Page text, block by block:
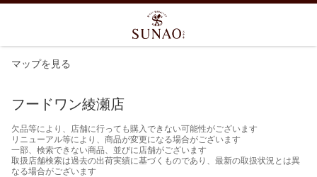
マップを見る
フードワン綾瀬店
欠品等により、店舗に行っても購入できない可能性がございます
リニューアル等により、商品が変更になる場合がございます
一部、検索できない商品、並びに店舗がございます
取扱店舗検索は過去の出荷実績に基づくものであり、最新の取扱状況とは異
なる場合がございます